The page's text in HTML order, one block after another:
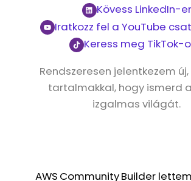
Kövess LinkedIn-
Iratkozz fel a YouTube
Keress meg TikTok-
Rendszeresen jelentkezem
tartalmakkal, hogy ismerd
izgalmas világát.
AWS Community Builder